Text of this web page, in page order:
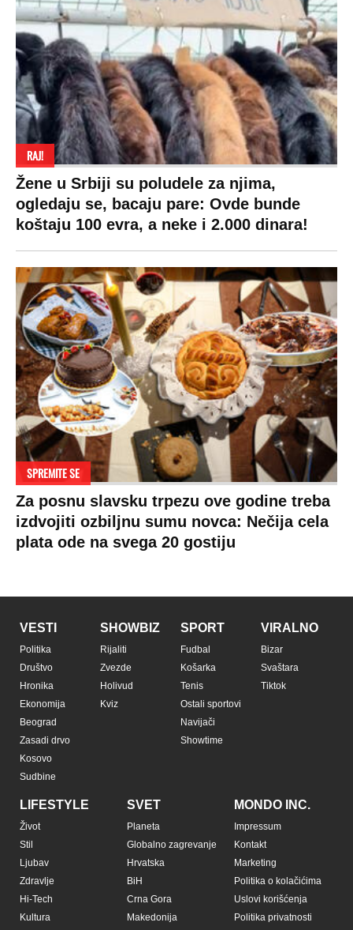
RAJ!
Žene u Srbiji su poludele za njima,
ogledaju se, bacaju pare: Ovde bunde
koštaju 100 evra, a neke i 2.000 dinara!
SPREMITE SE
Za posnu slavsku trpezu ove godine treba
izdvojiti ozbiljnu sumu novca: Nečija cela
plata ode na svega 20 gostiju
VESTI
Politika
Društvo
Hronika
Ekonomija
Beograd
Zasadi drvo
Kosovo
Sudbine
SHOWBIZ
Rijaliti
Zvezde
Holivud
Kviz
SPORT
Fudbal
Košarka
Tenis
Ostali sportovi
Navijači
Showtime
VIRALNO
Bizar
Svaštara
Tiktok
LIFESTYLE
Život
Stil
Ljubav
Zdravlje
Hi-Tech
Kultura
SVET
Planeta
Globalno zagrevanje
Hrvatska
BiH
Crna Gora
Makedonija
MONDO INC.
Impressum
Kontakt
Marketing
Politika o kolačićima
Uslovi korišćenja
Politika privatnosti